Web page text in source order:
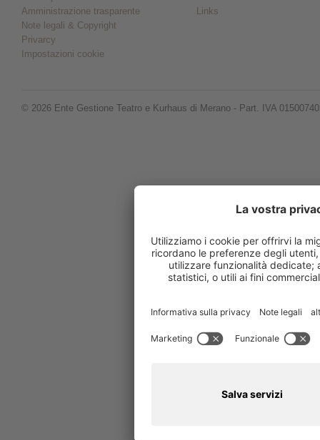
Amministrazione trasparente
Note legali & Copyright
Privarcy
Impostazioni cookie
Links
© 2026 Ente Gestione Teatro e Kurhaus di Merano - Part. IVA